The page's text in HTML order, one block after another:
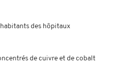
habitants des hôpitaux
de cuivre et de cobalt